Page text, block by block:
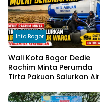
Info Bogor
Wali Kota Bogor Dedie
Rachim Minta Perumda
Tirta Pakuan Salurkan Air
Terdampak Kekeringan